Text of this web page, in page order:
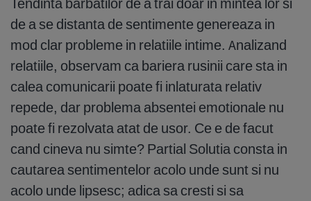
de a se distanta de sentimente genereaza in
mod clar probleme in relatiile intime. Analizand
relatiile, observam ca bariera rusinii care sta in
calea comunicarii poate fi inlaturata relativ
repede, dar problema absentei emotionale nu
poate fi rezolvata atat de usor. Ce e de facut
cand cineva nu simte? Partial Solutia consta in
cautarea sentimentelor acolo unde sunt si nu
acolo unde lipsesc; adica sa cresti si sa